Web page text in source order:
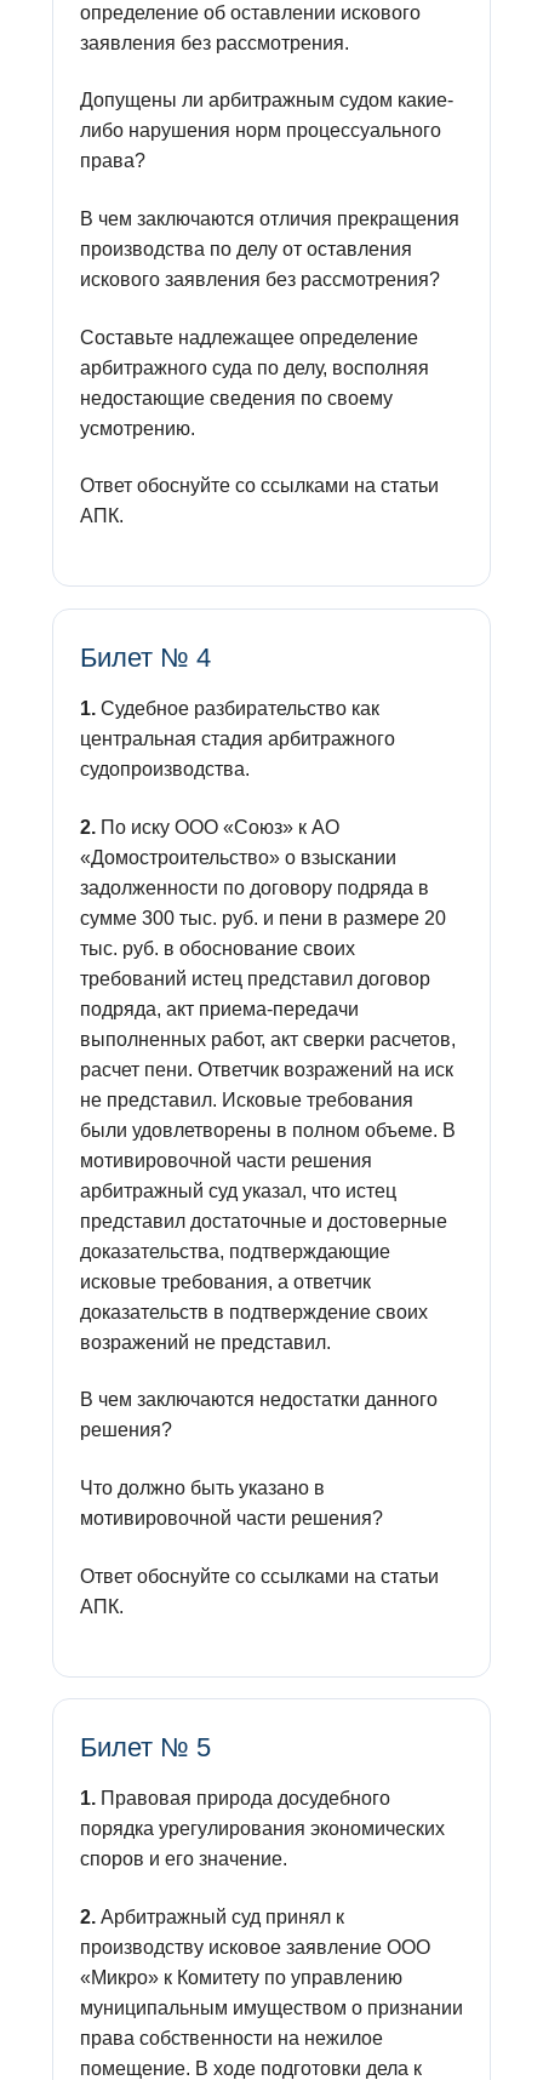
определение об оставлении искового
заявления без рассмотрения.
Допущены ли арбитражным судом какие-
либо нарушения норм процессуального
права?
В чем заключаются отличия прекращения
производства по делу от оставления
искового заявления без рассмотрения?
Составьте надлежащее определение
арбитражного суда по делу, восполняя
недостающие сведения по своему
усмотрению.
Ответ обоснуйте со ссылками на статьи
АПК.
Билет № 4
1.Судебное разбирательство как
центральная стадия арбитражного
судопроизводства.
2.По иску ООО «Союз» к АО
«Домостроительство» о взыскании
задолженности по договору подряда в
сумме 300 тыс. руб. и пени в размере 20
тыс. руб. в обоснование своих
требований истец представил договор
подряда, акт приема-передачи
выполненных работ, акт сверки расчетов,
расчет пени. Ответчик возражений на иск
не представил. Исковые требования
были удовлетворены в полном объеме. В
мотивировочной части решения
арбитражный суд указал, что истец
представил достаточные и достоверные
доказательства, подтверждающие
исковые требования, а ответчик
доказательств в подтверждение своих
возражений не представил.
В чем заключаются недостатки данного
решения?
Что должно быть указано в
мотивировочной части решения?
Ответ обоснуйте со ссылками на статьи
АПК.
Билет № 5
1.Правовая природа досудебного
порядка урегулирования экономических
споров и его значение.
2.Арбитражный суд принял к
производству исковое заявление ООО
«Микро» к Комитету по управлению
муниципальным имуществом о признании
права собственности на нежилое
помещение. В ходе подготовки дела к